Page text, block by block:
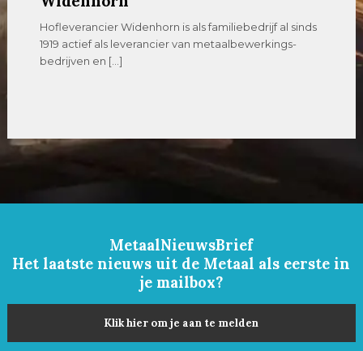
Hofleverancier Widenhorn is als familiebedrijf al sinds
1919 actief als leverancier van metaalbewerkings-
bedrijven en […]
MetaalNieuwsBrief
Het laatste nieuws uit de Metaal als eerste in
je mailbox?
Klik hier om je aan te melden